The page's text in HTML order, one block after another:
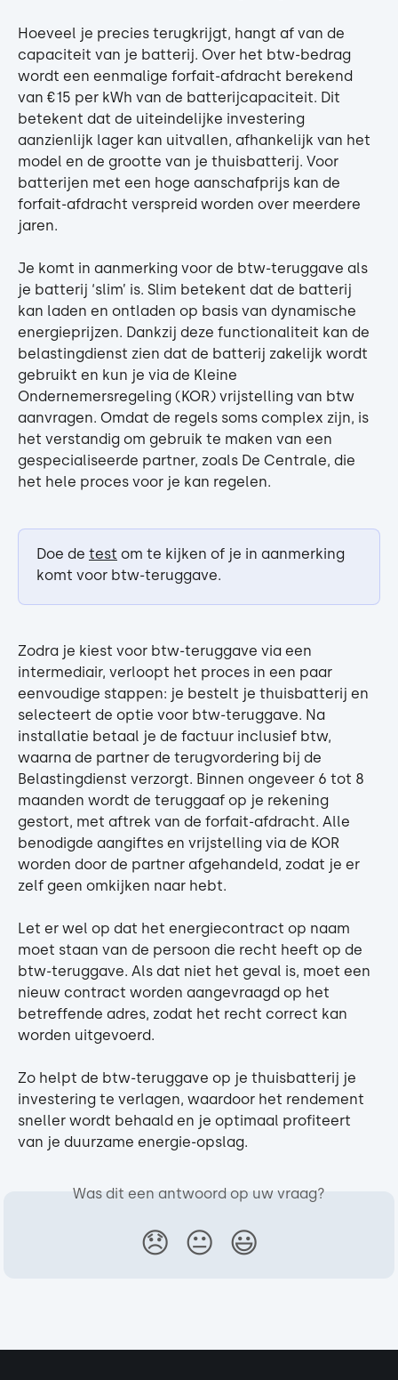
Hoeveel je precies terugkrijgt, hangt af van de
capaciteit van je batterij. Over het btw-bedrag
wordt een eenmalige forfait-afdracht berekend
van €15 per kWh van de batterijcapaciteit. Dit
betekent dat de uiteindelijke investering
aanzienlijk lager kan uitvallen, afhankelijk van het
model en de grootte van je thuisbatterij. Voor
batterijen met een hoge aanschafprijs kan de
forfait-afdracht verspreid worden over meerdere
jaren.
Je komt in aanmerking voor de btw-teruggave als
je batterij ‘slim’ is. Slim betekent dat de batterij
kan laden en ontladen op basis van dynamische
energieprijzen. Dankzij deze functionaliteit kan de
belastingdienst zien dat de batterij zakelijk wordt
gebruikt en kun je via de Kleine
Ondernemersregeling (KOR) vrijstelling van btw
aanvragen. Omdat de regels soms complex zijn, is
het verstandig om gebruik te maken van een
gespecialiseerde partner, zoals De Centrale, die
het hele proces voor je kan regelen.
Doe de test om te kijken of je in aanmerking
komt voor btw-teruggave.
Zodra je kiest voor btw-teruggave via een
intermediair, verloopt het proces in een paar
eenvoudige stappen: je bestelt je thuisbatterij en
selecteert de optie voor btw-teruggave. Na
installatie betaal je de factuur inclusief btw,
waarna de partner de terugvordering bij de
Belastingdienst verzorgt. Binnen ongeveer 6 tot 8
maanden wordt de teruggaaf op je rekening
gestort, met aftrek van de forfait-afdracht. Alle
benodigde aangiftes en vrijstelling via de KOR
worden door de partner afgehandeld, zodat je er
zelf geen omkijken naar hebt.
Let er wel op dat het energiecontract op naam
moet staan van de persoon die recht heeft op de
btw-teruggave. Als dat niet het geval is, moet een
nieuw contract worden aangevraagd op het
betreffende adres, zodat het recht correct kan
worden uitgevoerd.
Zo helpt de btw-teruggave op je thuisbatterij je
investering te verlagen, waardoor het rendement
sneller wordt behaald en je optimaal profiteert
van je duurzame energie-opslag.
Was dit een antwoord op uw vraag?
😞 😐 😃